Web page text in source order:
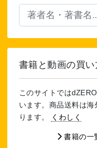
書籍と動画の買い
このサイトでは
います。商品送料は
ります。
くわしく
書籍の一